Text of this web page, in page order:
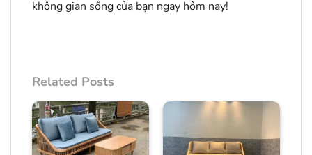
không gian sống của bạn ngay hôm nay!
Related Posts